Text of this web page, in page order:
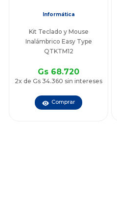
Informática
Kit Teclado y Mouse
Inalámbrico Easy Type
QTKTM12
Gs 68.720
2x de Gs 34.360 sin intereses
Comprar